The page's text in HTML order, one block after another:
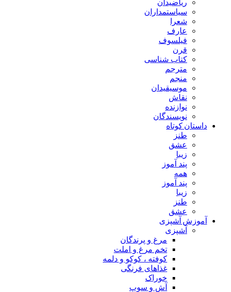
ریاضیدان
سیاستمداران
شعرا
عارف
فیلسوف
قرن
کتاب شناسی
مترجم
منجم
موسیقیدان
نقاش
نوازنده
نویسندگان
داستان کوتاه
طنز
عشق
زیبا
پند آموز
همه
پند آموز
زیبا
طنز
عشق
آموزش آشپزی
آشپزی
مرغ و پرندگان
تخم مرغ و املت
کوفته ، کوکو و دلمه
غذاهای فرنگی
خوراک
آش و سوپ